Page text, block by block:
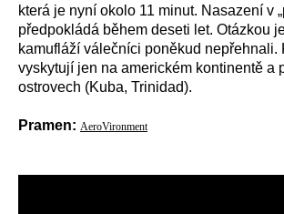
která je nyní okolo 11 minut. Nasazení v
předpokládá během deseti let. Otázkou
kamufláží válečníci poněkud nepřehnali.
vyskytují jen na americkém kontinentě a
ostrovech (Kuba, Trinidad).
Pramen: AeroVironment